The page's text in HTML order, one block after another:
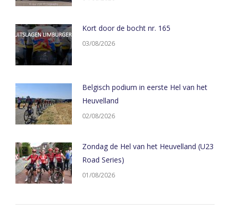
Kort door de bocht nr. 165
03/08/2026
Belgisch podium in eerste Hel van het
Heuvelland
02/08/2026
Zondag de Hel van het Heuvelland (U23
Road Series)
01/08/2026